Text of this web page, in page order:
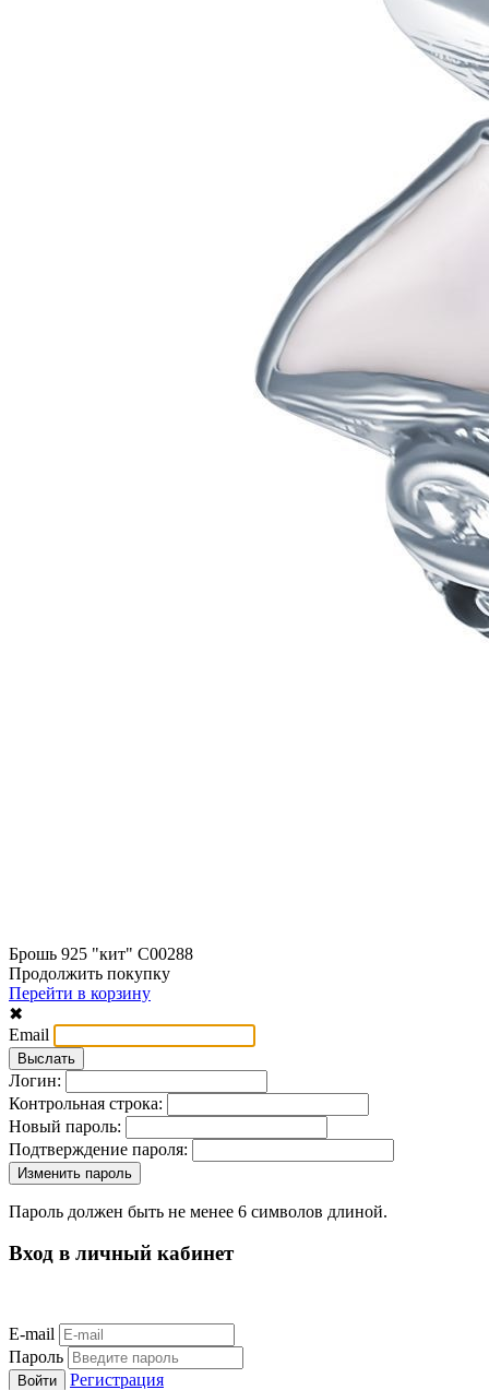
Брошь 925 "кит" C00288
Продолжить покупку
Перейти в корзину
✖
Email
Логин:
Контрольная строка:
Новый пароль:
Подтверждение пароля:
Пароль должен быть не менее 6 символов длиной.
Вход в личный кабинет
E-mail
Пароль
Регистрация